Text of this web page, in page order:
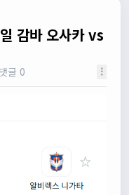
감바 오사카 vs
댓글 0